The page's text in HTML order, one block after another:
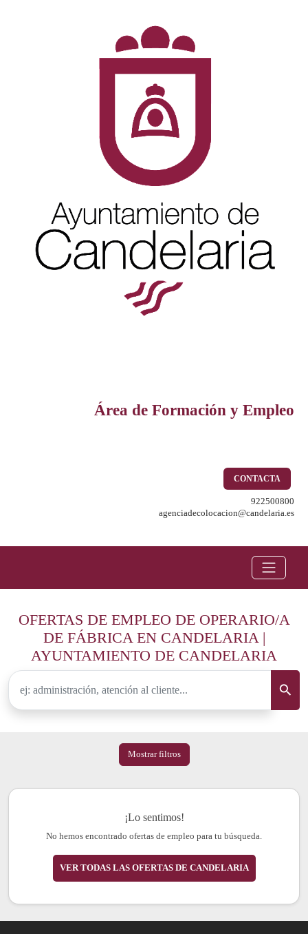
Área de Formación y Empleo
CONTACTA
922500800
agenciadecolocacion@candelaria.es
OFERTAS DE EMPLEO DE OPERARIO/A
DE FÁBRICA EN CANDELARIA |
AYUNTAMIENTO DE CANDELARIA
Mostrar filtros
¡Lo sentimos!
No hemos encontrado ofertas de empleo para tu búsqueda.
VER TODAS LAS OFERTAS DE CANDELARIA